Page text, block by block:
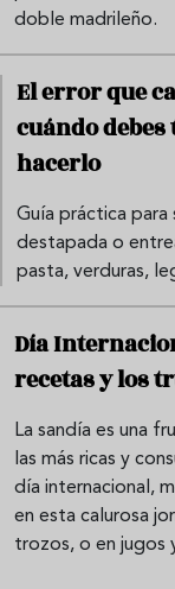
doble madrileño.
El error que
cuándo
hacerlo
Guía práctica
destapada o
pasta, verduras,
Día
recetas y los
La sandía es una
las más ricas y
día internacional,
en esta calurosa
trozos, o en jugos